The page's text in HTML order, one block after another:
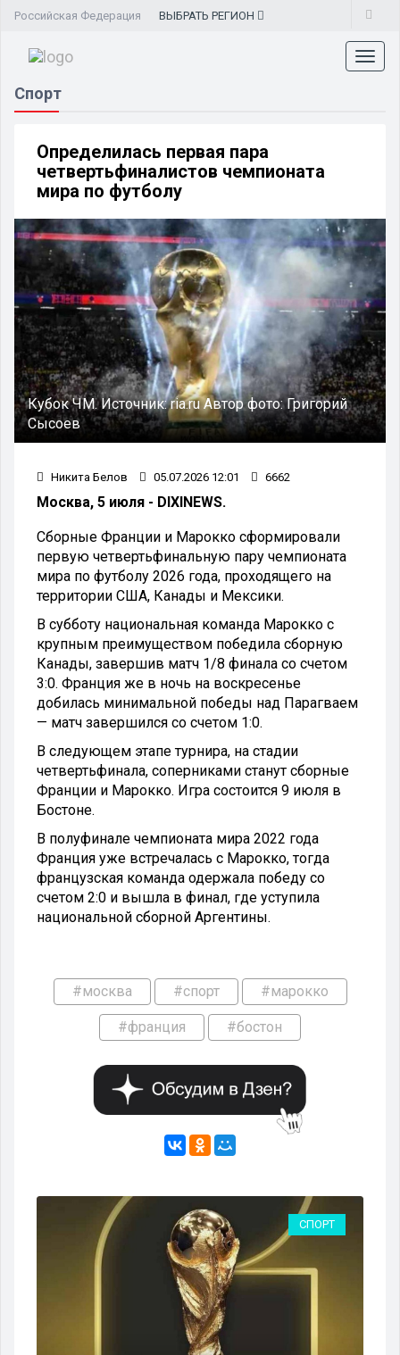
Российская Федерация ВЫБРАТЬ РЕГИОН
Спорт
Определилась первая пара
четвертьфиналистов чемпионата
мира по футболу
Кубок ЧМ. Источник: ria.ru Автор фото: Григорий
Сысоев
Никита Белов 05.07.2026 12:01 6662
Москва, 5 июля - DIXINEWS.
Сборные Франции и Марокко сформировали
первую четвертьфинальную пару чемпионата
мира по футболу 2026 года, проходящего на
территории США, Канады и Мексики.
В субботу национальная команда Марокко с
крупным преимуществом победила сборную
Канады, завершив матч 1/8 финала со счетом
3:0. Франция же в ночь на воскресенье
добилась минимальной победы над Парагваем
— матч завершился со счетом 1:0.
В следующем этапе турнира, на стадии
четвертьфинала, соперниками станут сборные
Франции и Марокко. Игра состоится 9 июля в
Бостоне.
В полуфинале чемпионата мира 2022 года
Франция уже встречалась с Марокко, тогда
французская команда одержала победу со
счетом 2:0 и вышла в финал, где уступила
национальной сборной Аргентины.
#москва #спорт #марокко
#франция #бостон
СПОРТ